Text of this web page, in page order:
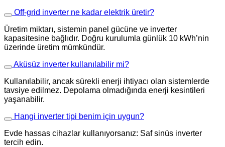
Off-grid inverter ne kadar elektrik üretir?
Üretim miktarı, sistemin panel gücüne ve inverter
kapasitesine bağlıdır. Doğru kurulumla günlük 10 kWh’nin
üzerinde üretim mümkündür.
Aküsüz inverter kullanılabilir mi?
Kullanılabilir, ancak sürekli enerji ihtiyacı olan sistemlerde
tavsiye edilmez. Depolama olmadığında enerji kesintileri
yaşanabilir.
Hangi inverter tipi benim için uygun?
Evde hassas cihazlar kullanıyorsanız: Saf sinüs inverter
tercih edin.